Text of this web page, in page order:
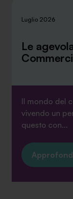
Luglio 2026
Le
Il mondo del
vivendo un
questo con...